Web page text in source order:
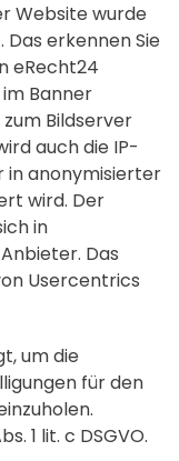
Website wurde
erkennen Sie
eRecht24
Banner
Bildserver
auch die IP-
in anonymisierter
wird. Der
in
Das
Usercentrics
um die
für den
1 lit. c DSGVO.